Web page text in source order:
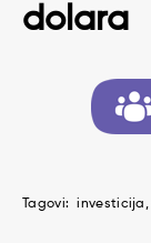
dolara
Tagovi: investicija